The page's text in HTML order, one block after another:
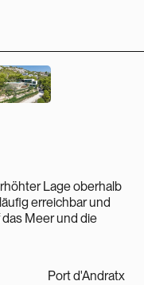
Lage oberhalb
erreichbar und
Meer und die
Port d'Andratx